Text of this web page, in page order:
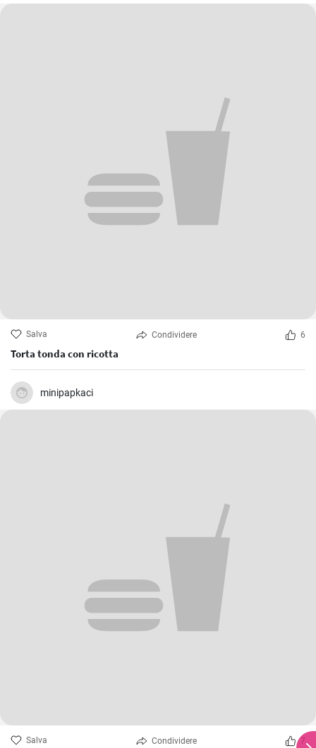
Salva Condividere 6
Torta tonda con ricotta
minipapkaci
Salva Condividere 7